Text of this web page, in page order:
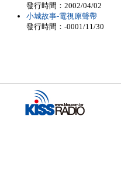
發行時間：2002/04/02
小城故事-電視原聲帶
發行時間：-0001/11/30